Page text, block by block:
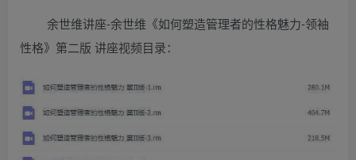
余世维讲座-余世维《如何塑造管理者的性格魅力-领袖
性格》第二版 讲座视频目录：